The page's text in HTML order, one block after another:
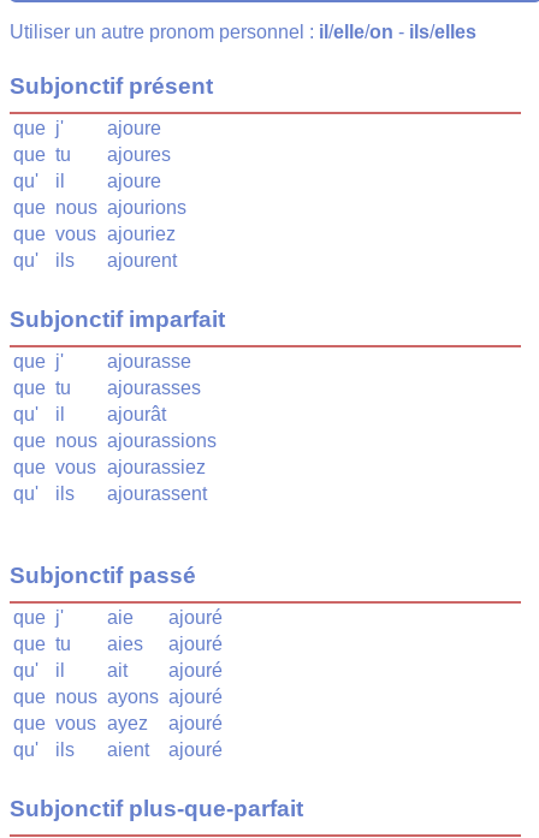
Utiliser un autre pronom personnel : il /elle/on - ils/elles
Subjonctif présent
que j'
ajoure
que tu
ajoures
qu'
il
ajoure
que nous ajourions
que vous ajouriez
qu'
ils ajourent
Subjonctif imparfait
que j'
ajourasse
que tu
ajourasses
qu'
il
ajourât
que nous ajourassions
que vous ajourassiez
qu'
ils ajourassent
Subjonctif passé
que j' aie
ajouré
que tu aies
ajouré
qu'
il ait
ajouré
que nous ayons ajouré
que vous ayez
ajouré
qu'
ils aient ajouré
Subjonctif plus-que-parfait